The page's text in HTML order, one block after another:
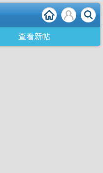
查看新帖